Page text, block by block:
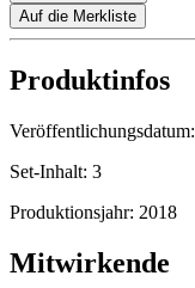
Auf die Merkliste
Produktinfos
Veröffentlichungsdatum:
Set-Inhalt: 3
Produktionsjahr: 2018
Mitwirkende